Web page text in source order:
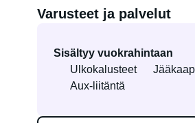
Varusteet ja palvelut
Sisältyy vuokrahintaan
Ulkokalusteet
Aux-liitäntä